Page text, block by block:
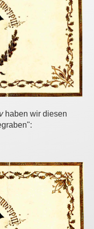
haben wir diesen